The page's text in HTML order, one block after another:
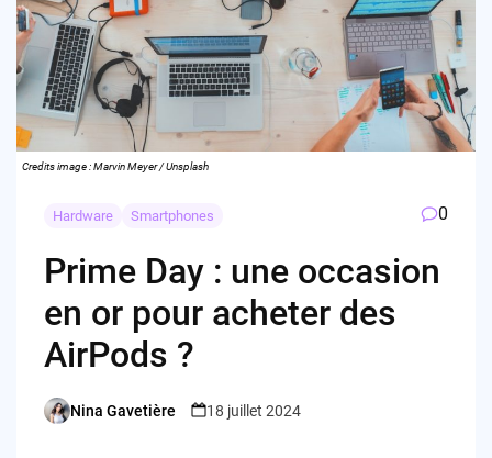
Credits image : Marvin Meyer / Unsplash
Hardware Smartphones 0
Prime Day : une occasion
en or pour acheter des
AirPods ?
Posted
Nina Gavetière 18 juillet 2024